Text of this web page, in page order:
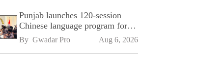
Punjab launches 120-session
Chinese language program for
SPU
By Gwadar Pro Aug 6, 2026